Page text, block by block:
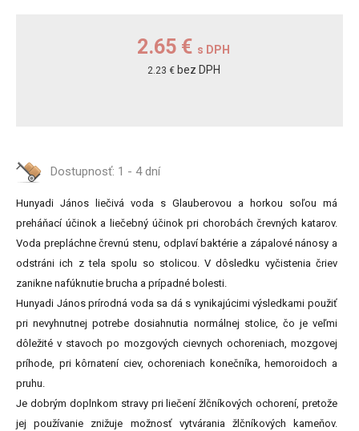
2.65 € s DPH
2.23 € bez DPH
Dostupnosť: 1 - 4 dní
Hunyadi János liečivá voda s Glauberovou a horkou soľou má
preháňací účinok a liečebný účinok pri chorobách črevných katarov.
Voda prepláchne črevnú stenu, odplaví baktérie a zápalové nánosy a
odstráni ich z tela spolu so stolicou. V dôsledku vyčistenia čriev
zanikne nafúknutie brucha a prípadné bolesti.
Hunyadi János prírodná voda sa dá s vynikajúcimi výsledkami použiť
pri nevyhnutnej potrebe dosiahnutia normálnej stolice, čo je veľmi
dôležité v stavoch po mozgových cievnych ochoreniach, mozgovej
príhode, pri kôrnatení ciev, ochoreniach konečníka, hemoroidoch a
pruhu.
Je dobrým doplnkom stravy pri liečení žlčníkových ochorení, pretože
jej používanie znižuje možnosť vytvárania žlčníkových kameňov.